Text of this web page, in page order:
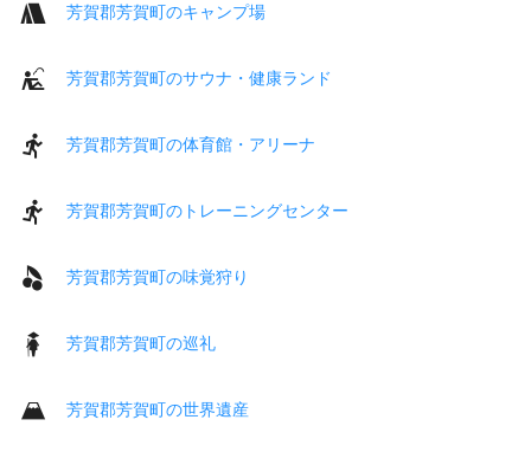
芳賀郡芳賀町のキャンプ場
芳賀郡芳賀町のサウナ・健康ランド
芳賀郡芳賀町の体育館・アリーナ
芳賀郡芳賀町のトレーニングセンター
芳賀郡芳賀町の味覚狩り
芳賀郡芳賀町の巡礼
芳賀郡芳賀町の世界遺産